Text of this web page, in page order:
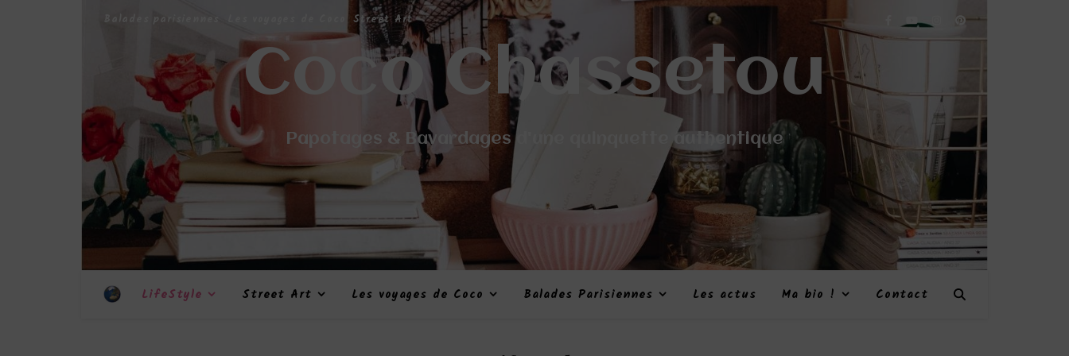
Balades parisiennes Street Art
Coco Chassetou
Papotages & Bavardages d'une quinquette authentique
LifeStyle Street Art Les voyages de Coco Balades Parisiennes Les actus Ma bio ! Contact